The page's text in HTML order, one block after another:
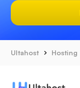
Ultahost Hosting